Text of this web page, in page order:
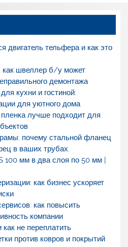
двигатель тельфера и как это
как швеллер б/у может
демонтажа
кухни и гостиной:
для уютного дома
лучше подходит для
почему стальной фланец
в ваших трубах.
100 мм в два слоя по 50 мм |
как бизнес ускоряет
как повысить
компании
не переплатить
против ковров и покрытий